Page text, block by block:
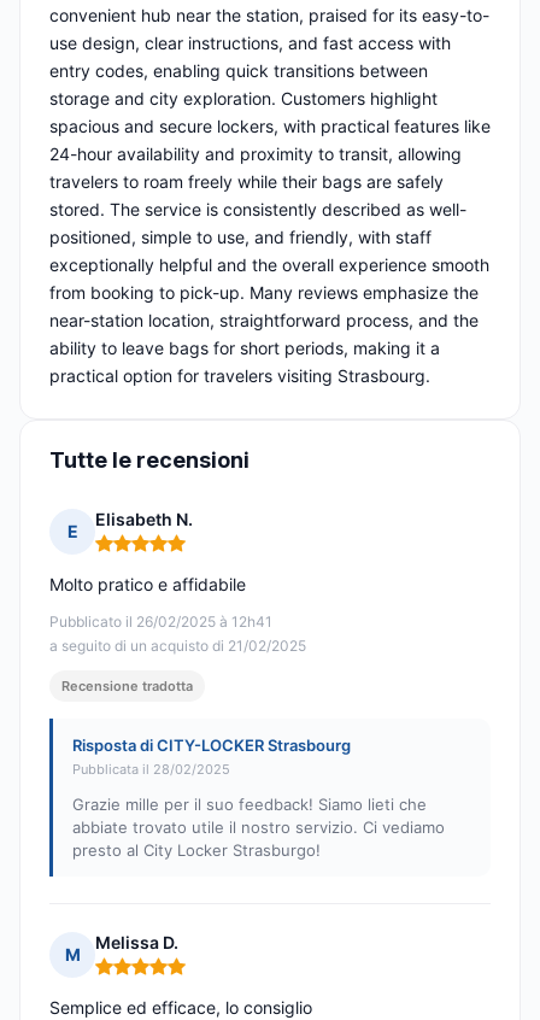
convenient hub near the station, praised for its easy-to-
use design, clear instructions, and fast access with
entry codes, enabling quick transitions between
storage and city exploration. Customers highlight
spacious and secure lockers, with practical features like
24-hour availability and proximity to transit, allowing
travelers to roam freely while their bags are safely
stored. The service is consistently described as well-
positioned, simple to use, and friendly, with staff
exceptionally helpful and the overall experience smooth
from booking to pick-up. Many reviews emphasize the
near-station location, straightforward process, and the
ability to leave bags for short periods, making it a
practical option for travelers visiting Strasbourg.
Tutte le recensioni
E
Elisabeth N.
Nota: 5 su 5
Pubblicato il 26/02/2025 à 12h41
a seguito di un acquisto di 21/02/2025
Molto pratico e affidabile
Recensione tradotta
Risposta di CITY-LOCKER Strasbourg
Pubblicata il 28/02/2025
Grazie mille per il suo feedback! Siamo lieti che
abbiate trovato utile il nostro servizio. Ci vediamo
presto al City Locker Strasburgo!
M
Melissa D.
Nota: 5 su 5
Semplice ed efficace, lo consiglio